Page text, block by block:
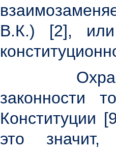
В.К.) [2],
Охрана
законности
Конституции
это